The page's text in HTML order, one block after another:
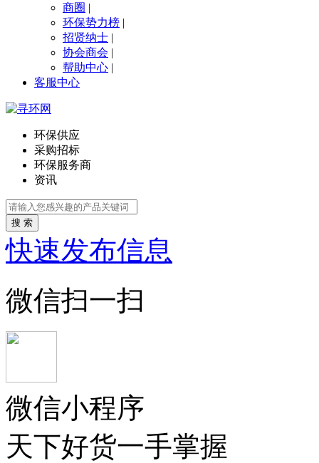
商圈 |
环保势力榜 |
招贤纳士 |
协会商会 |
帮助中心 |
客服中心
环保供应
采购招标
环保服务商
资讯
搜 索
快速发布信息
微信扫一扫
微信小程序
天下好货一手掌握